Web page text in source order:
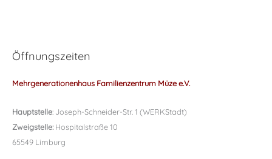
Öffnungszeiten
Mehrgenerationenhaus Familienzentrum Müze e.V.
Hauptstelle: Joseph-Schneider-Str. 1 (WERKStadt)
Zweigstelle:Hospitalstraße 10
65549 Limburg